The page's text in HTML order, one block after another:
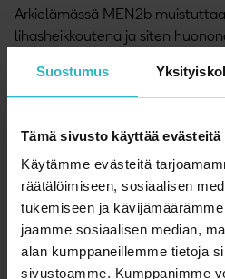
Suostumus
Tämä sivusto käyttää evästeitä
Käytämme evästeitä
räätälöimiseen, sosiaalisen
tukemiseen ja
jaamme sosiaalisen median,
alan kumppaneillemme tietoja
sivustoamme. Kumppanimme
Arkielämässä MEN2b
lihasheikkoutena ja siten
Oireet ovat moninaisia ja on
oireyhtymän aiheuttamaa ja
vuoksi käyn kontrolleissa
15 vuotta
Vuosia myöhemmin päästyäni
opiskelemaan farmaseutiksi,